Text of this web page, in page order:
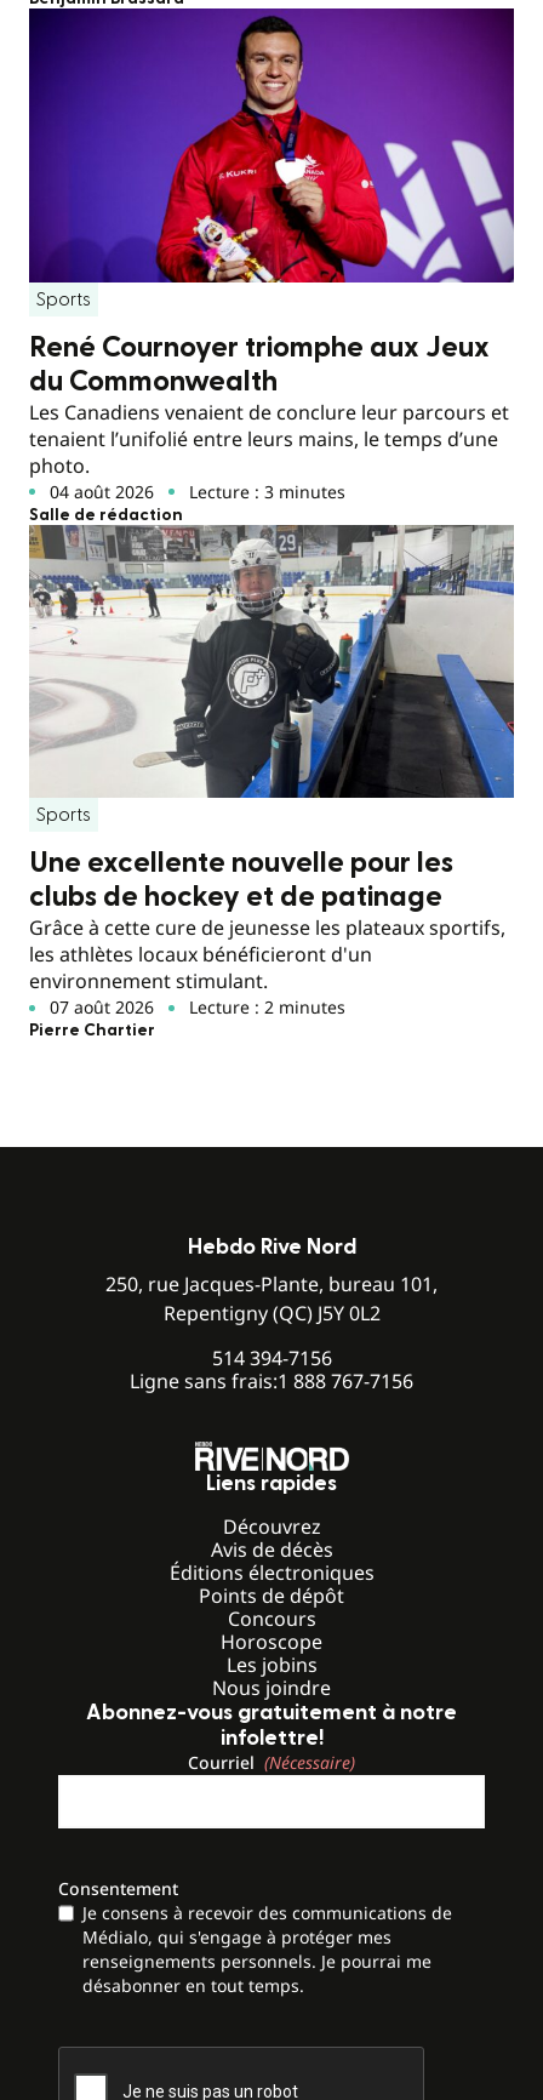
Sports
René Cournoyer triomphe aux Jeux
du Commonwealth
Les Canadiens venaient de conclure leur parcours et
tenaient l’unifolié entre leurs mains, le temps d’une
photo.
04 août 2026 Lecture : 3 minutes
Salle de rédaction
Sports
Une excellente nouvelle pour les
clubs de hockey et de patinage
Grâce à cette cure de jeunesse les plateaux sportifs,
les athlètes locaux bénéficieront d'un
environnement stimulant.
07 août 2026 Lecture : 2 minutes
Pierre Chartier
Hebdo Rive Nord
250, rue Jacques-Plante, bureau 101,
Repentigny (QC) J5Y 0L2
514 394-7156
Ligne sans frais:1 888 767-7156
Liens rapides
Découvrez
Avis de décès
Éditions électroniques
Points de dépôt
Concours
Horoscope
Les jobins
Nous joindre
Abonnez-vous gratuitement à notre
infolettre!
Courriel (Nécessaire)
Consentement
Je consens à recevoir des communications de
Médialo, qui s'engage à protéger mes
renseignements personnels. Je pourrai me
désabonner en tout temps.
CAPTCHA